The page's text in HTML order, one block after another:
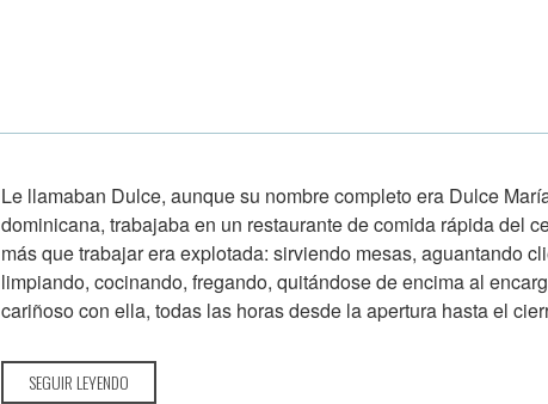
Le llamaban Dulce, aunque su nombre completo era Dulce
dominicana, trabajaba en un restaurante de comida rápida del
más que trabajar era explotada: sirviendo mesas, aguantando
limpiando, cocinando, fregando, quitándose de encima al
cariñoso con ella, todas las horas desde la apertura hasta el
SEGUIR LEYENDO